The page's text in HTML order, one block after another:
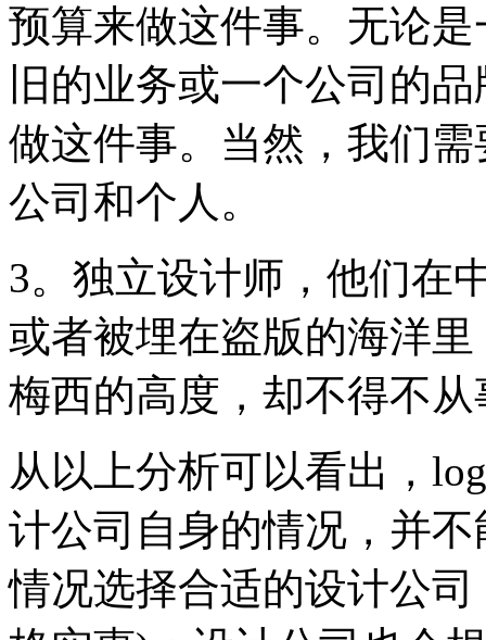
预算来做这件事。无论
旧的业务或一个公司的
做这件事。当然，我们
公司和个人。
3。独立设计师，他们在
或者被埋在盗版的海洋
梅西的高度，却不得不
从以上分析可以看出，
计公司自身的情况，并
情况选择合适的设计公